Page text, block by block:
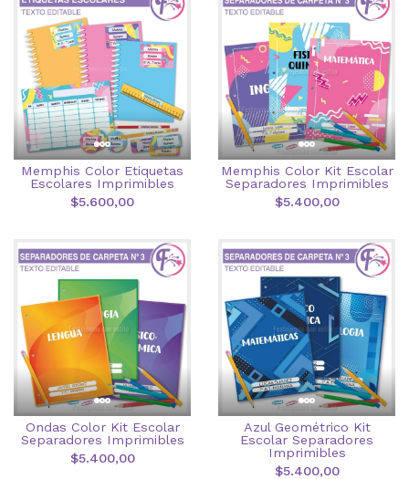
Memphis Color Etiquetas
Escolares Imprimibles
$5.600,00
Memphis Color Kit Escolar
Separadores Imprimibles
$5.400,00
Ondas Color Kit Escolar
Separadores Imprimibles
$5.400,00
Azul Geométrico Kit
Escolar Separadores
Imprimibles
$5.400,00